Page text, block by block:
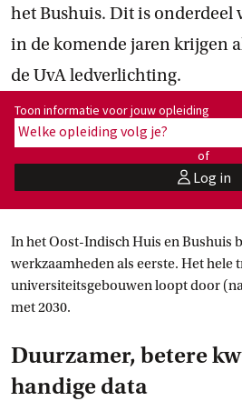
het Bushuis. Dit is onderdeel
in de komende jaren krijgen
de UvA ledverlichting.
Toon informatie voor opleiding:
Toon informatie voor jouw opleiding
Welke opleiding volg je?
of
userLog in
In het Oost-Indisch Huis en Bushuis
werkzaamheden als eerste. Het hele
universiteitsgebouwen loopt door
met 2030.
Duurzamer, betere
handige data